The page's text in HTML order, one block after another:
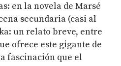
en la novela de Marsé
secundaria (casi al
un relato breve, entre
ofrece este gigante de
fascinación que el